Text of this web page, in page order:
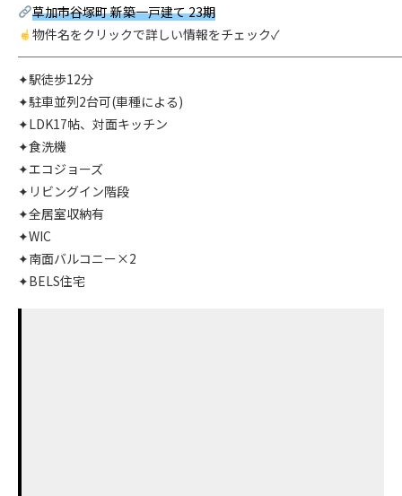
草加市谷塚町 新築一戸建て 23期
物件名をクリックで詳しい情報をチェック✓
✦駅徒歩12分
✦駐車並列2台可(車種による)
✦LDK17帖、対面キッチン
✦食洗機
✦エコジョーズ
✦リビングイン階段
✦全居室収納有
✦WIC
✦南面バルコニー×2
✦BELS住宅